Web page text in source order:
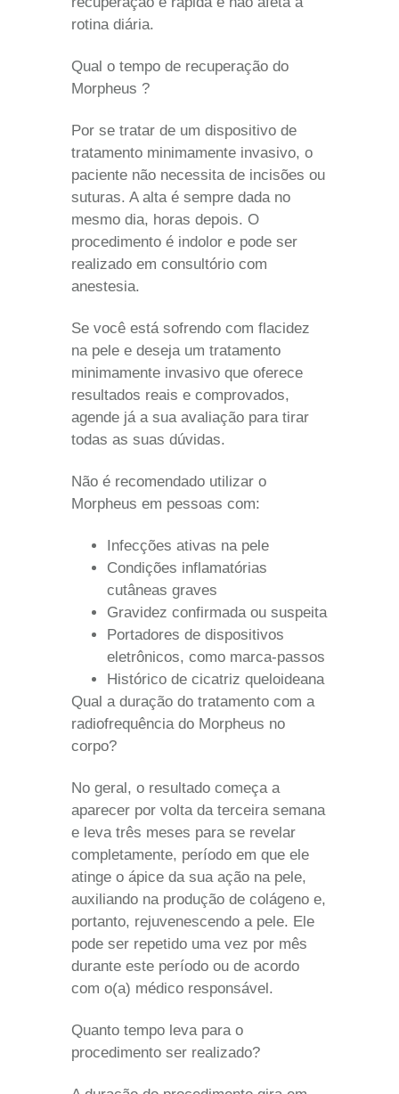
rotina diária.
Qual o tempo de recuperação do
Morpheus ?
Por se tratar de um dispositivo de
tratamento minimamente invasivo, o
paciente não necessita de incisões ou
suturas. A alta é sempre dada no
mesmo dia, horas depois. O
procedimento é indolor e pode ser
realizado em consultório com
anestesia.
Se você está sofrendo com flacidez
na pele e deseja um tratamento
minimamente invasivo que oferece
resultados reais e comprovados,
agende já a sua avaliação para tirar
todas as suas dúvidas.
Não é recomendado utilizar o
Morpheus em pessoas com:
Infecções ativas na pele
Condições inflamatórias
cutâneas graves
Gravidez confirmada ou suspeita
Portadores de dispositivos
eletrônicos, como marca-passos
Histórico de cicatriz queloideana
Qual a duração do tratamento com a
radiofrequência do Morpheus no
corpo?
No geral, o resultado começa a
aparecer por volta da terceira semana
e leva três meses para se revelar
completamente, período em que ele
atinge o ápice da sua ação na pele,
auxiliando na produção de colágeno e,
portanto, rejuvenescendo a pele. Ele
pode ser repetido uma vez por mês
durante este período ou de acordo
com o(a) médico responsável.
Quanto tempo leva para o
procedimento ser realizado?